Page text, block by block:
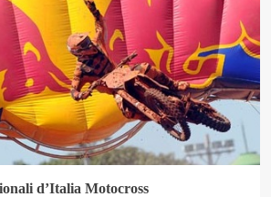
d’Italia Motocross